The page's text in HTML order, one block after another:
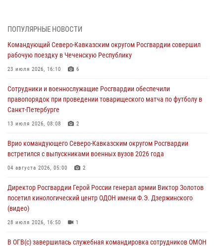
выпуска «Легенды армии с Александром Маршалом»
07 августа 2026, 12:00
ветераны военной контрразведки почтили память Николая
Кузнецова
07 августа 2026, 12:00
Смольного собора в Санкт-Петербурге (видео)
07 августа 2026, 11:34
взрывобезопасности
ПОПУЛЯРНЫЕ НОВОСТИ
Командующий Северо-Кавказским округом Росгвардии совершил
рабочую поездку в Чеченскую Республику
23 июля 2026, 16:10 6
Сотрудники и военнослужащие Росгвардии обеспечили
правопорядок при проведении товарищеского матча по футболу в
Санкт-Петербурге
13 июля 2026, 08:08 2
Врио командующего Северо-Кавказским округом Росгвардии
встретился с выпускниками военных вузов 2026 года
04 августа 2026, 05:00 2
Директор Росгвардии Герой России генерал армии Виктор Золотов
посетил кинологический центр ОДОН имени Ф.Э. Дзержинского
(видео)
28 июля 2026, 16:50 1
В ОГВ(с) завершилась служебная командировка сотрудников ОМОН